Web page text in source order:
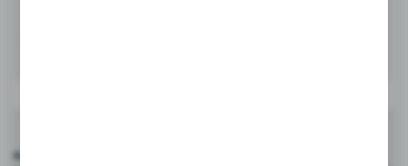
Kredowe wtykacze do lodów - Tradycja i nowoczesność